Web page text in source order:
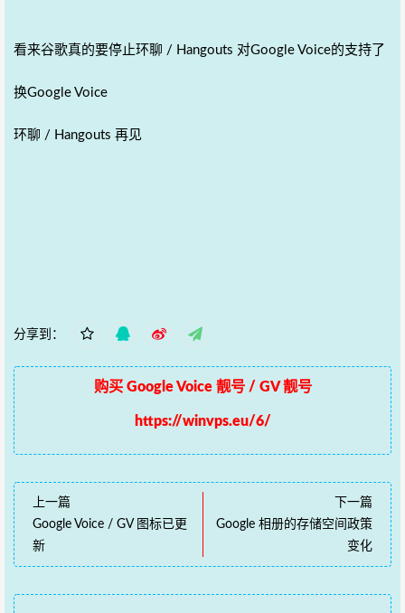
看来谷歌真的要停止环聊 / Hangouts 对Google Voice的支持了
换Google Voice
环聊 / Hangouts 再见
分享到：
购买 Google Voice 靓号 / GV 靓号
https://winvps.eu/6/
上一篇
Google Voice / GV 图标已更
新
下一篇
Google 相册的存储空间政策
变化